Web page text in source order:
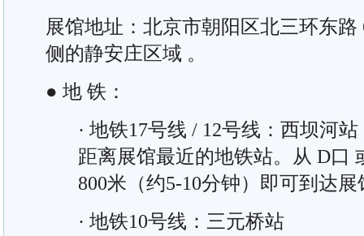
展馆地址：北京市朝阳区北三环东
侧的静安庄区域 。‌
● 地 铁：
· 地铁17号线 / 12号线：西坝河站
距离展馆最近的地铁站。从 D口
800米（约5-10分钟）即可到达展
· 地铁10号线：三元桥站